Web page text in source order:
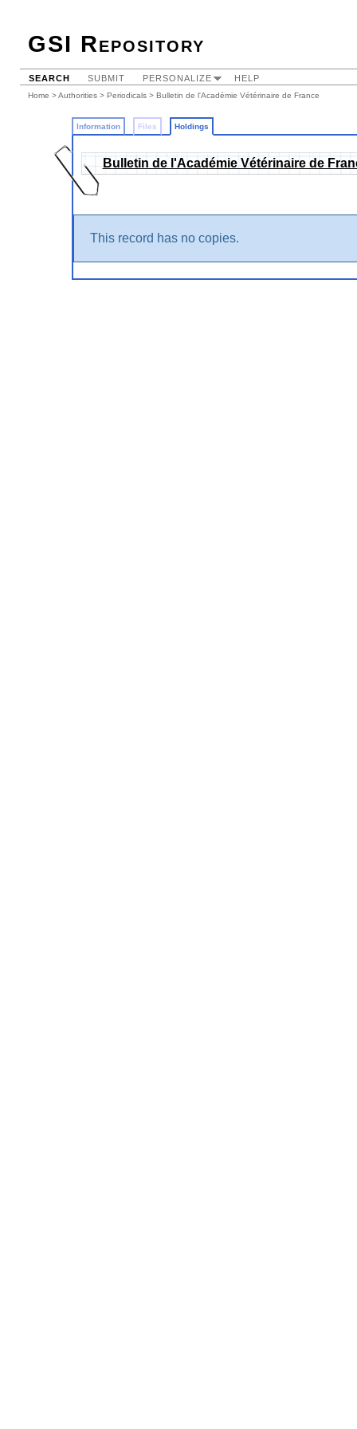
GSI Repository
SEARCH SUBMIT PERSONALIZE HELP
Home >Authorities > Periodicals > Bulletin de l'Académie Vétérinaire de France
Information Files Holdings
Bulletin de l'Académie Vétérinaire de
This record has no copies.